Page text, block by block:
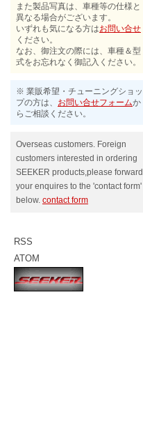
また製品写真は、車種等の仕様と
異なる場合がございます。
いずれも気になる方はお問い合せ
ください。
なお、御注文の際には、車種＆型
式をお忘れなく御記入ください。
※ 業販希望・チューニングショッ
プの方は、 お問い合せフォームか
らご相談ください。
Overseas customers. Foreign
customers interested in ordering
SEEKER products,please forward
your enquires to the 'contact form'
below. contact form
RSS
ATOM